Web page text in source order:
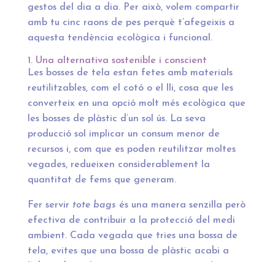
gestos del dia a dia. Per això, volem compartir
amb tu cinc raons de pes perquè t’afegeixis a
aquesta tendència ecològica i funcional.
1. Una alternativa sostenible i conscient
Les bosses de tela estan fetes amb materials
reutilitzables, com el cotó o el lli, cosa que les
converteix en una opció molt més ecològica que
les bosses de plàstic d’un sol ús. La seva
producció sol implicar un consum menor de
recursos i, com que es poden reutilitzar moltes
vegades, redueixen considerablement la
quantitat de fems que generam.
Fer servir tote bags és una manera senzilla però
efectiva de contribuir a la protecció del medi
ambient. Cada vegada que tries una bossa de
tela, evites que una bossa de plàstic acabi a